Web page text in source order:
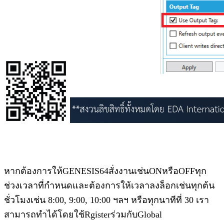
หากต้องการให้GENESIS64สั่งงานเช่นONหรือOFFทุก
ช่วงเวลาที่กำหนดและต้องการให้เวลาลงล็อกเช่นทุกต้น
ชั่วโมงเช่น 8:00, 9:00, 10:00 ฯลฯ หรือทุกนาทีที่ 30 เรา
สามารถทำได้โดยใช้Rgisterร่วมกับGlobal